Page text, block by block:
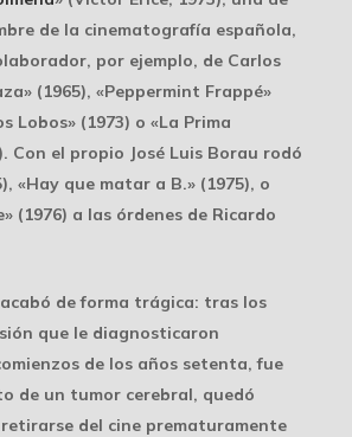
de la cinematografía española,
por ejemplo, de Carlos
(1965), «Peppermint Frappé»
Lobos» (1973) o «La Prima
Con el propio José Luis Borau rodó
«Hay que matar a B.» (1975), o
(1976) a las órdenes de Ricardo
de forma trágica: tras los
que le diagnosticaron
de los años setenta, fue
de un tumor cerebral, quedó
del cine prematuramente